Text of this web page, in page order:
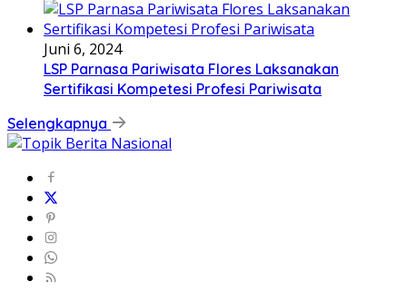
Juni 6, 2024
LSP Parnasa Pariwisata Flores Laksanakan
Sertifikasi Kompetesi Profesi Pariwisata
Selengkapnya